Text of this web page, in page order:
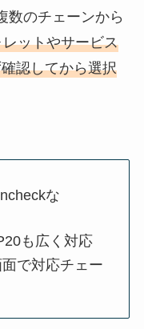
数のチェーンから
ットやサービス
認してから選択
な
も広く対応
で対応チェー